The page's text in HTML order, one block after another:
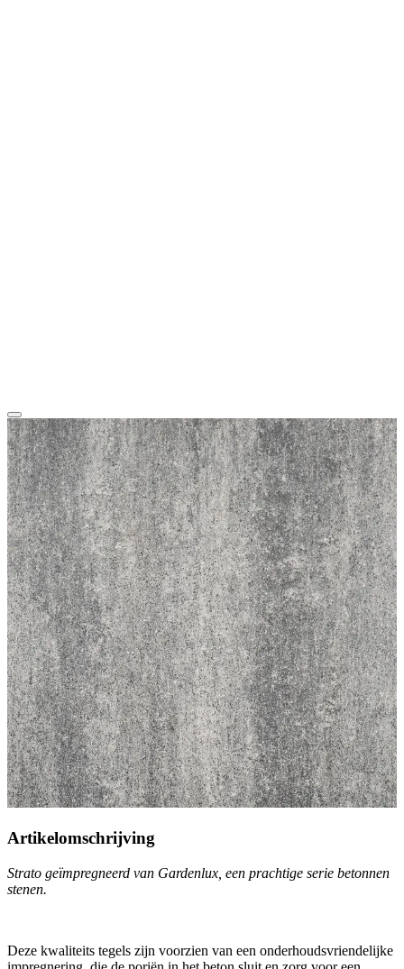
Artikelomschrijving
Strato geïmpregneerd van Gardenlux, een prachtige serie betonnen
stenen.
Deze kwaliteits tegels zijn voorzien van een onderhoudsvriendelijke